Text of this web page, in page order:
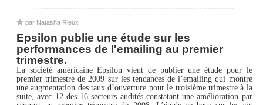
par Natasha Rieux
Epsilon publie une étude sur les
performances de l'emailing au premier
trimestre.
La société américaine Epsilon vient de publier une étude pour le
premier trimestre de 2009 sur les tendances de l’emailing qui montre
une augmentation des taux d’ouverture pour le troisième trimestre à la
suite, avec 12 des 16 secteurs audités constatant une amélioration par